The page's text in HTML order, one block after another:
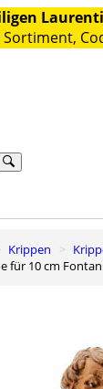
Krippen
für 10 cm